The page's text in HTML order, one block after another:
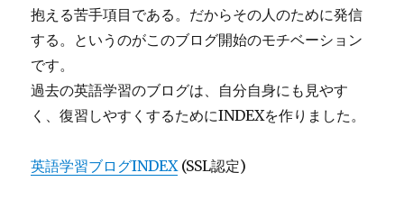
抱える苦手項目である。だからその人のために発信
する。というのがこのブログ開始のモチベーション
です。
過去の英語学習のブログは、自分自身にも見やす
く、復習しやすくするためにINDEXを作りました。
英語学習ブログINDEX(SSL認定)